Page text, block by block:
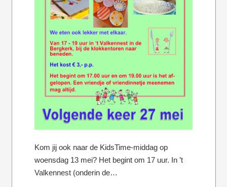
Kom jij ook naar de KidsTime-middag op
woensdag 13 mei? Het begint om 17 uur. In ’t
Valkennest (onderin de…